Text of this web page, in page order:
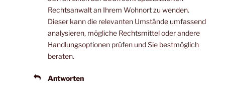
Rechtsanwalt an Ihrem Wohnort zu wenden.
Dieser kann die relevanten Umstände umfassend
analysieren, mögliche Rechtsmittel oder andere
Handlungsoptionen prüfen und Sie bestmöglich
beraten.
Antworten